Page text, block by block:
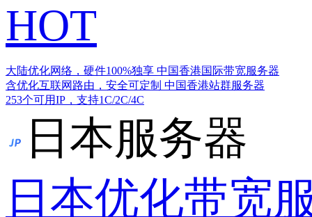
HOT
大陆优化网络，硬件100%独享 中国香港国际带宽服务器
含优化互联网路由，安全可定制 中国香港站群服务器
253个可用IP，支持1C/2C/4C
日本服务器
日本优化带宽